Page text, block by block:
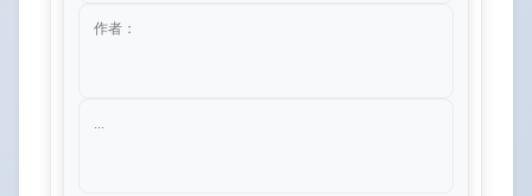
作者：
...